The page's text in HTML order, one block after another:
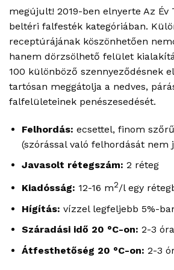
megújult! 2019-ben elnyerte Az Év
beltéri falfesték kategóriában.
receptúrájának köszönhetően
hanem dörzsölhető felület
100 különböző szennyeződésnek
tartósan meggátolja a nedves,
falfelületeinek penészesedését.
Felhordás: ecsettel, finom
(szórással való felhordását nem
Javasolt rétegszám: 2 réteg
Kiadósság: 12-16 m2/l egy
Hígítás: vízzel legfeljebb 5%-
Száradási idő 20 °C-on: 2-3 óra
Átfesthetőség 20 °C-on: 2-3